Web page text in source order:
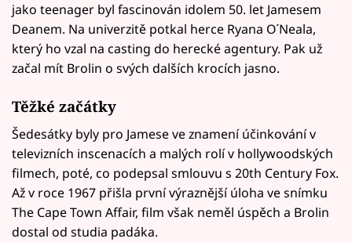
jako teenager byl fascinován idolem 50. let Jamesem
Deanem. Na univerzitě potkal herce Ryana O´Neala,
který ho vzal na casting do herecké agentury. Pak už
začal mít Brolin o svých dalších krocích jasno.
Těžké začátky
Šedesátky byly pro Jamese ve znamení účinkování v
televizních inscenacích a malých rolí v hollywoodských
filmech, poté, co podepsal smlouvu s 20th Century Fox.
Až v roce 1967 přišla první výraznější úloha ve snímku
The Cape Town Affair, film však neměl úspěch a Brolin
dostal od studia padáka.